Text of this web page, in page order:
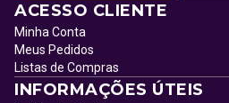
ACESSO CLIENTE
Minha Conta
Meus Pedidos
Listas de Compras
INFORMAÇÕES ÚTEIS